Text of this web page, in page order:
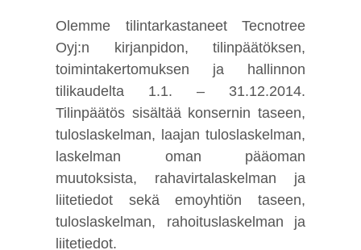
Olemme tilintarkastaneet Tecnotree
Oyj:n kirjanpidon, tilinpäätöksen,
toimintakertomuksen ja hallinnon
tilikaudelta 1.1. – 31.12.2014.
Tilinpäätös sisältää konsernin taseen,
tuloslaskelman, laajan tuloslaskelman,
laskelman oman pääoman
muutoksista, rahavirtalaskelman ja
liitetiedot sekä emoyhtiön taseen,
tuloslaskelman, rahoituslaskelman ja
liitetiedot.